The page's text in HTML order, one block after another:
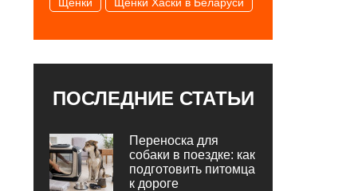
ПОСЛЕДНИЕ СТАТЬИ
Переноска для
собаки в поездке: как
подготовить питомца
к дороге